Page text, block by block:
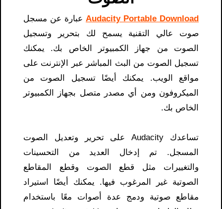
Audacity Portable Download
عبارة عن مسجل
صوت عالي التقنية يسمح لك بتحرير وتسجيل
الصوت من جهاز الكمبيوتر الخاص بك. يمكنك
تسجيل الصوت من البث المباشر عبر الإنترنت على
مواقع الويب. يمكنك أيضًا تسجيل الصوت من
الميكروفون ومن أي مصدر متصل بجهاز الكمبيوتر
الخاص بك.
تساعدك Audacity على تحرير وتعديل الصوت
المسجل. تم إدخال العديد من التحسينات
والتغييرات مثل قطع الصوت وقطع المقاطع
الصوتية غير المرغوب فيها. يمكنك أيضًا استيراد
مقاطع صوتية ودمج عدة أصوات معًا باستخدام